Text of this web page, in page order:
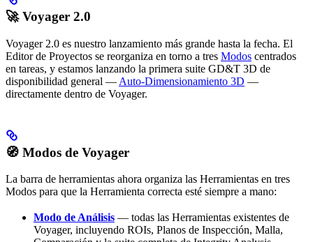
🚀 Voyager 2.0
Voyager 2.0 es nuestro lanzamiento más grande hasta la fecha. El
Editor de Proyectos se reorganiza en torno a tres Modos centrados
en tareas, y estamos lanzando la primera suite GD&T 3D de
disponibilidad general — Auto-Dimensionamiento 3D —
directamente dentro de Voyager.
🧭 Modos de Voyager
La barra de herramientas ahora organiza las Herramientas en tres
Modos para que la Herramienta correcta esté siempre a mano:
Modo de Análisis — todas las Herramientas existentes de
Voyager, incluyendo ROIs, Planos de Inspección, Malla,